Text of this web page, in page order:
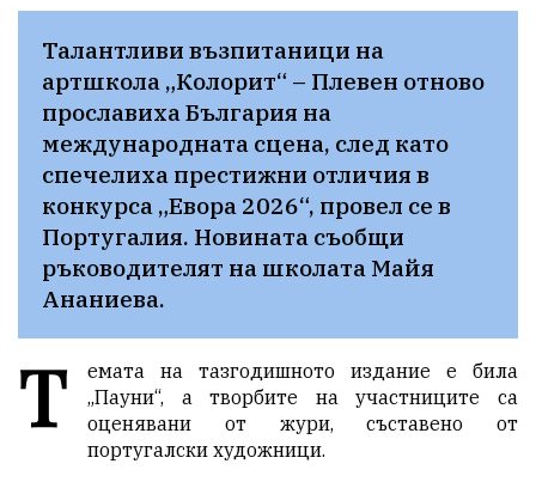
Талантливи възпитаници на
артшкола „Колорит“ – Плевен отново
прославиха България на
международната сцена, след като
спечелиха престижни отличия в
конкурса „Евора 2026“, провел се в
Португалия. Новината съобщи
ръководителят на школата Майя
Ананиева.
Т
емата на тазгодишното издание е била
„Пауни“, а творбите на участниците са
оценявани от жури, съставено от
португалски художници.